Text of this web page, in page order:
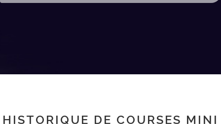
HISTORIQUE DE COURSES MINI